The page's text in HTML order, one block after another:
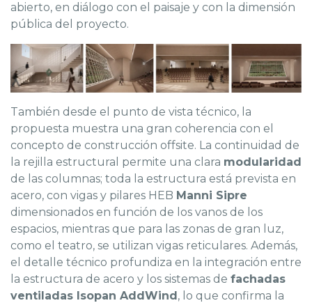
abierto, en diálogo con el paisaje y con la dimensión
pública del proyecto.
También desde el punto de vista técnico, la
propuesta muestra una gran coherencia con el
concepto de construcción offsite. La continuidad de
la rejilla estructural permite una clara modularidad
de las columnas; toda la estructura está prevista en
acero, con vigas y pilares HEB Manni Sipre
dimensionados en función de los vanos de los
espacios, mientras que para las zonas de gran luz,
como el teatro, se utilizan vigas reticulares. Además,
el detalle técnico profundiza en la integración entre
la estructura de acero y los sistemas de fachadas
ventiladas Isopan AddWind, lo que confirma la